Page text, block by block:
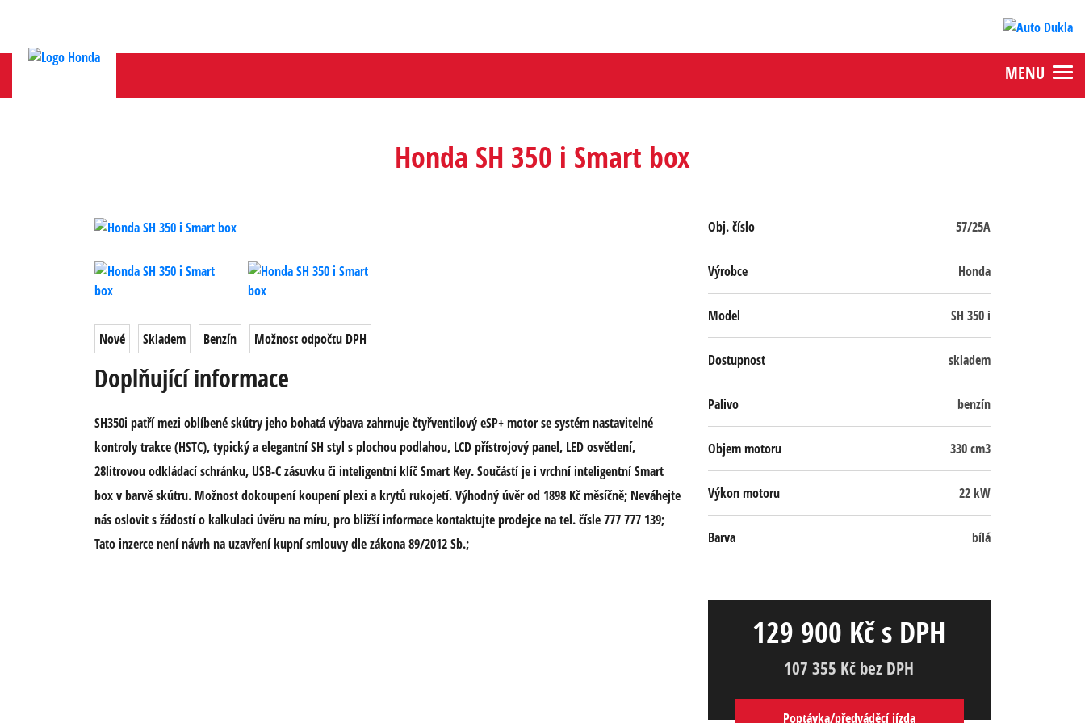
MENU
Honda SH 350 i Smart box
Nové Skladem Benzín Možnost odpočtu DPH
Doplňující informace
SH350i patří mezi oblíbené skútry jeho bohatá výbava zahrnuje čtyřventilový eSP+ motor se systém nastavitelné
kontroly trakce (HSTC), typický a elegantní SH styl s plochou podlahou, LCD přístrojový panel, LED osvětlení,
28litrovou odkládací schránku, USB-C zásuvku či inteligentní klíč Smart Key. Součástí je i vrchní inteligentní Smart
box v barvě skútru. Možnost dokoupení koupení plexi a krytů rukojetí. Výhodný úvěr od 1898 Kč měsíčně; Neváhejte
nás oslovit s žádostí o kalkulaci úvěru na míru, pro bližší informace kontaktujte prodejce na tel. čísle 777 777 139;
Tato inzerce není návrh na uzavření kupní smlouvy dle zákona 89/2012 Sb.;
Obj. číslo 57/25A
Výrobce Honda
Model SH 350 i
Dostupnost skladem
Palivo benzín
Objem motoru 330 cm3
Výkon motoru 22 kW
Barva bílá
129 900 Kč s DPH
107 355 Kč bez DPH
Poptávka/předváděcí jízda